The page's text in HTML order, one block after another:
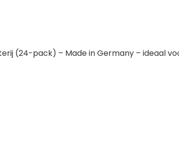
(24-pack) – Made in Germany – ideaal